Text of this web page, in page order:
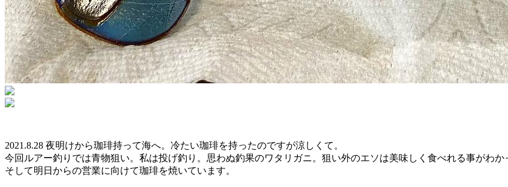
2021.8.28 夜明けから珈琲持って海へ。冷たい珈琲を持ったのですが涼しくて。
今回ルアー釣りでは青物狙い。私は投げ釣り。思わぬ釣果のワタリガニ。狙い外のエソは美味しく食べれる事がわ
そして明日からの営業に向けて珈琲を焼いています。